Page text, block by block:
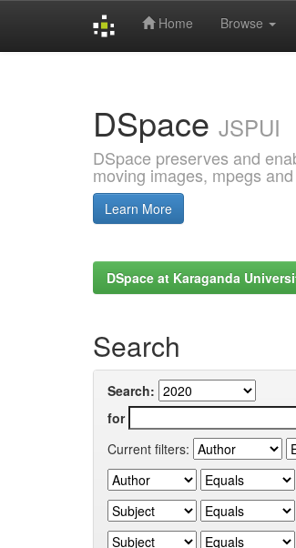
Home Browse
DSpace JSPUI
DSpace preserves and
moving images, mpegs
Learn More
DSpace at Karaganda
Search
Search:
for
Current filters: